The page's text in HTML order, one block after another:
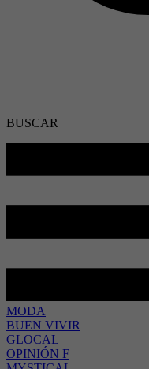
BUSCAR
MODA
BUEN VIVIR
GLOCAL
OPINIÓN F